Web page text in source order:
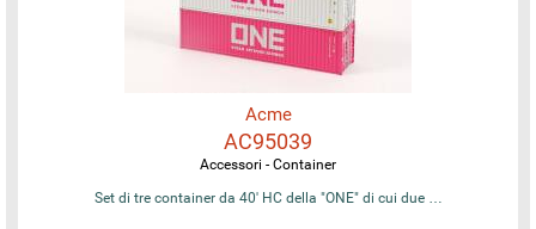
Acme
AC95039
Accessori - Container
Set di tre container da 40' HC della "ONE" di cui due …